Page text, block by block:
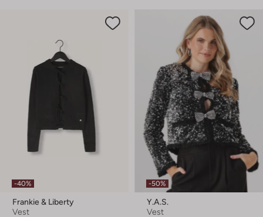
-40%
Frankie & Liberty
Vest
-50%
Y.a.s.
Vest